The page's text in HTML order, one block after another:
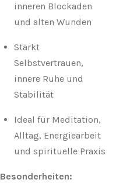
inneren Blockaden
und alten Wunden
Stärkt
Selbstvertrauen,
innere Ruhe und
Stabilität
Ideal für Meditation,
Alltag, Energiearbeit
und spirituelle Praxis
Besonderheiten: